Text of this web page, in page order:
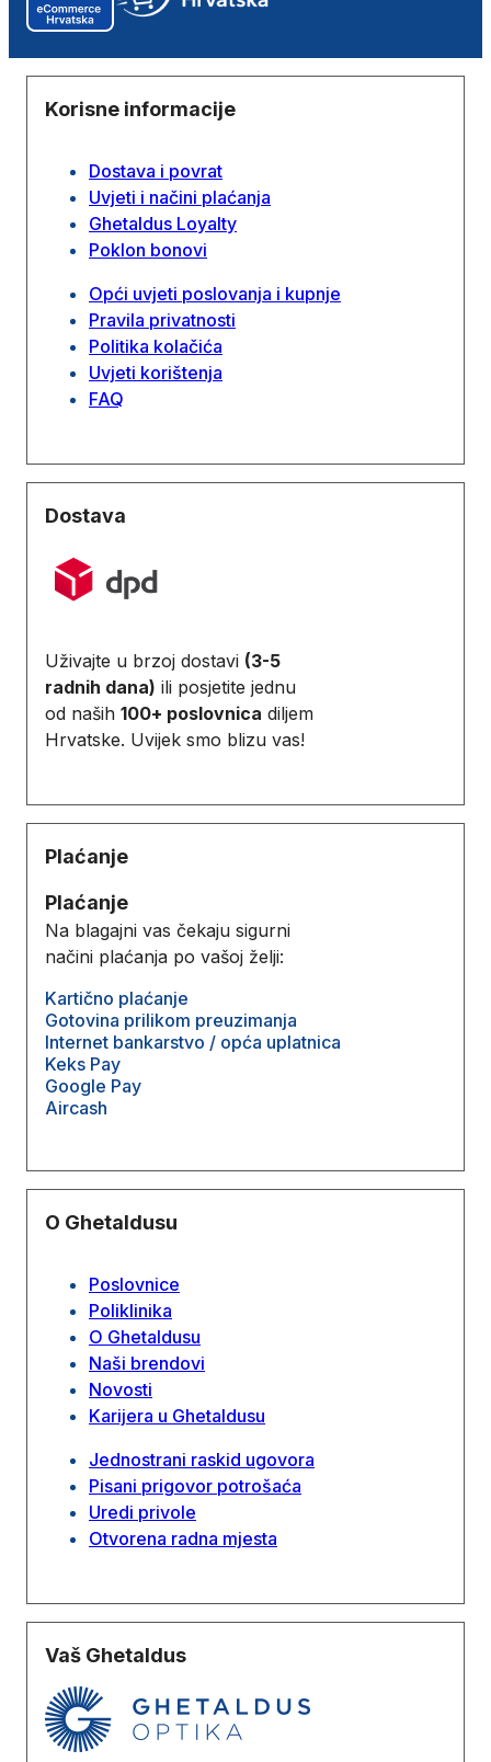
Korisne informacije
Dostava i povrat
Uvjeti i načini plaćanja
Ghetaldus Loyalty
Poklon bonovi
Opći uvjeti poslovanja i kupnje
Pravila privatnosti
Politika kolačića
Uvjeti korištenja
FAQ
Dostava
Uživajte u brzoj dostavi (3-5
radnih dana) ili posjetite jednu
od naših 100+ poslovnica diljem
Hrvatske. Uvijek smo blizu vas!
Plaćanje
Plaćanje
Na blagajni vas čekaju sigurni
načini plaćanja po vašoj želji:
Kartično plaćanje
Gotovina prilikom preuzimanja
Internet bankarstvo / opća uplatnica
Keks Pay
Google Pay
Aircash
O Ghetaldusu
Poslovnice
Poliklinika
O Ghetaldusu
Naši brendovi
Novosti
Karijera u Ghetaldusu
Jednostrani raskid ugovora
Pisani prigovor potrošaća
Uredi privole
Otvorena radna mjesta
Vaš Ghetaldus